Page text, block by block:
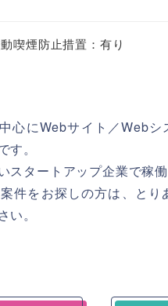
喫煙防止措置：有り
心にWebサイト／Web
。
スタートアップ企業で稼
件をお探しの方は、と
。